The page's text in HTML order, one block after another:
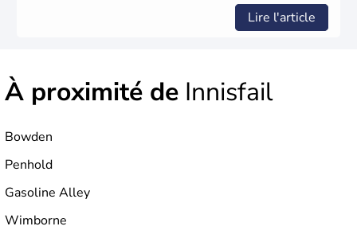
Lire l'article
À proximité de Innisfail
Bowden
Penhold
Gasoline Alley
Wimborne